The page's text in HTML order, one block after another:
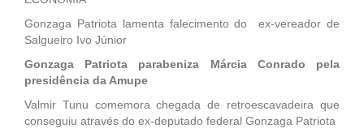
Gonzaga Patriota lamenta falecimento do ex-vereador de
Salgueiro Ivo Júnior
Gonzaga Patriota parabeniza Márcia Conrado pela
presidência da Amupe
Valmir Tunu comemora chegada de retroescavadeira que
conseguiu através do ex-deputado federal Gonzaga Patriota